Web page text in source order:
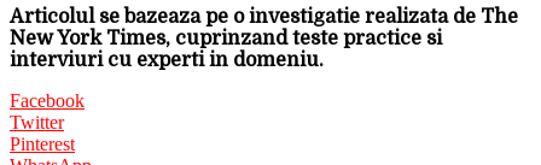
Articolul se bazeaza pe o investigatie realizata de The
New York Times, cuprinzand teste practice si
interviuri cu experti in domeniu.
Facebook
Twitter
Pinterest